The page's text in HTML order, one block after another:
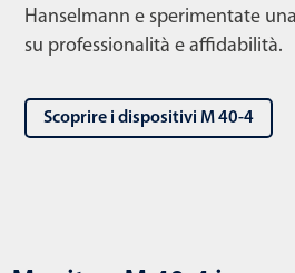
Hanselmann e sperimentate
su professionalità e affidabilità.
Scoprire i dispositivi M 40-4